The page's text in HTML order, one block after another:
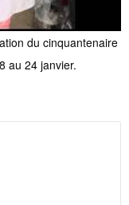
du cinquantenaire
au 24 janvier.